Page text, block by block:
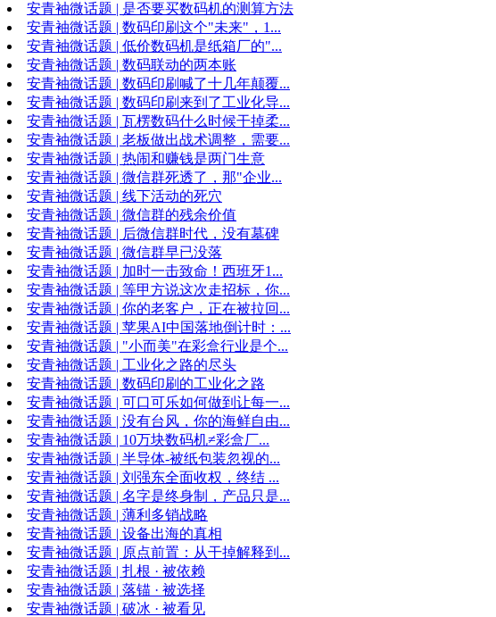
安青袖微话题 | 是否要买数码机的测算方法
安青袖微话题 | 数码印刷这个"未来"，1...
安青袖微话题 | 低价数码机是纸箱厂的"...
安青袖微话题 | 数码联动的两本账
安青袖微话题 | 数码印刷喊了十几年颠覆...
安青袖微话题 | 数码印刷来到了工业化导...
安青袖微话题 | 瓦楞数码什么时候干掉柔...
安青袖微话题 | 老板做出战术调整，需要...
安青袖微话题 | 热闹和赚钱是两门生意
安青袖微话题 | 微信群死透了，那"企业...
安青袖微话题 | 线下活动的死穴
安青袖微话题 | 微信群的残余价值
安青袖微话题 | 后微信群时代，没有墓碑
安青袖微话题 | 微信群早已没落
安青袖微话题 | 加时一击致命！西班牙1...
安青袖微话题 | 等甲方说这次走招标，你...
安青袖微话题 | 你的老客户，正在被拉回...
安青袖微话题 | 苹果AI中国落地倒计时：...
安青袖微话题 | "小而美"在彩盒行业是个...
安青袖微话题 | 工业化之路的尽头
安青袖微话题 | 数码印刷的工业化之路
安青袖微话题 | 可口可乐如何做到让每一...
安青袖微话题 | 没有台风，你的海鲜自由...
安青袖微话题 | 10万块数码机≠彩盒厂...
安青袖微话题 | 半导体-被纸包装忽视的...
安青袖微话题 | 刘强东全面收权，终结 ...
安青袖微话题 | 名字是终身制，产品只是...
安青袖微话题 | 薄利多销战略
安青袖微话题 | 设备出海的真相
安青袖微话题 | 原点前置：从干掉解释到...
安青袖微话题 | 扎根 · 被依赖
安青袖微话题 | 落锚 · 被选择
安青袖微话题 | 破冰 · 被看见